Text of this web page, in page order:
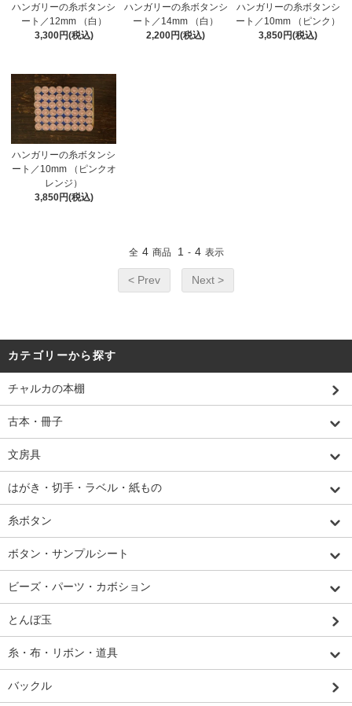
ハンガリーの糸ボタンシ
ート／12mm （白）
3,300円(税込)
ハンガリーの糸ボタンシ
ート／14mm （白）
2,200円(税込)
ハンガリーの糸ボタンシ
ート／10mm （ピンク）
3,850円(税込)
ハンガリーの糸ボタンシ
ート／10mm （ピンクオ
レンジ）
3,850円(税込)
全 4 商品 1 - 4 表示
< Prev Next >
カテゴリーから探す
チャルカの本棚
古本・冊子
文房具
はがき・切手・ラベル・紙もの
糸ボタン
ボタン・サンプルシート
ビーズ・パーツ・カボション
とんぼ玉
糸・布・リボン・道具
バックル